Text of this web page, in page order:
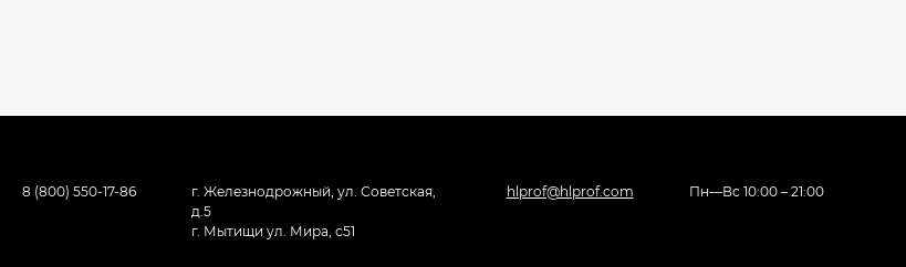
8 (800) 550-17-86
г. Железнодрожный, ул. Советская,
д.5
г. Мытищи ул. Мира, с51
hlprof@hlprof.com Пн—Вс 10:00 – 21:00